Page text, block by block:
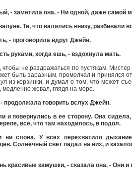
- заметила она. - Ни одной, даже самой
Те, что валялись внизу, разбивали
- проговорила вдруг Джейн.
руками, когда ешь, - вздохнула мать.
не раздражаться по пустякам.
быть заразным, промолчал и принялся
из корзинки, и думал о том, что может
медленно жевал, глядя на море.
продолжала говорить вслух Джейн.
и повернулись в ее сторону. Она
все, что там находилось, в подол.
ни слова. У всех перехватило
Солнечный свет падал на них, и
красивые камушки, - сказала она. - Они